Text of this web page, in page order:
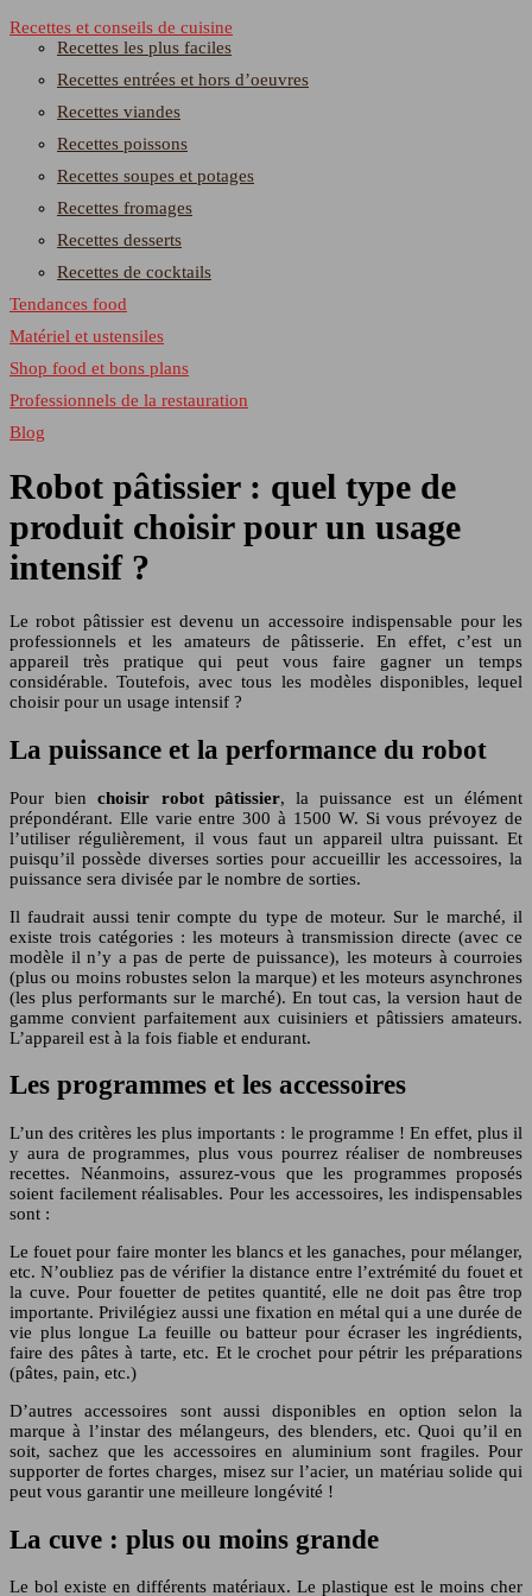
Recettes et conseils de cuisine
Recettes les plus faciles
Recettes entrées et hors d’oeuvres
Recettes viandes
Recettes poissons
Recettes soupes et potages
Recettes fromages
Recettes desserts
Recettes de cocktails
Tendances food
Matériel et ustensiles
Shop food et bons plans
Professionnels de la restauration
Blog
Robot pâtissier : quel type de
produit choisir pour un usage
intensif ?
Le robot pâtissier est devenu un accessoire indispensable pour les
professionnels et les amateurs de pâtisserie. En effet, c’est un
appareil très pratique qui peut vous faire gagner un temps
considérable. Toutefois, avec tous les modèles disponibles, lequel
choisir pour un usage intensif ?
La puissance et la performance du robot
Pour bienchoisir robot pâtissier, la puissance est un élément
prépondérant. Elle varie entre 300 à 1500 W. Si vous prévoyez de
l’utiliser régulièrement, il vous faut un appareil ultra puissant. Et
puisqu’il possède diverses sorties pour accueillir les accessoires, la
puissance sera divisée par le nombre de sorties.
Il faudrait aussi tenir compte du type de moteur. Sur le marché, il
existe trois catégories : les moteurs à transmission directe (avec ce
modèle il n’y a pas de perte de puissance), les moteurs à courroies
(plus ou moins robustes selon la marque) et les moteurs asynchrones
(les plus performants sur le marché). En tout cas, la version haut de
gamme convient parfaitement aux cuisiniers et pâtissiers amateurs.
L’appareil est à la fois fiable et endurant.
Les programmes et les accessoires
L’un des critères les plus importants : le programme ! En effet, plus il
y aura de programmes, plus vous pourrez réaliser de nombreuses
recettes. Néanmoins, assurez-vous que les programmes proposés
soient facilement réalisables. Pour les accessoires, les indispensables
sont :
Le fouet pour faire monter les blancs et les ganaches, pour mélanger,
etc. N’oubliez pas de vérifier la distance entre l’extrémité du fouet et
la cuve. Pour fouetter de petites quantité, elle ne doit pas être trop
importante. Privilégiez aussi une fixation en métal qui a une durée de
vie plus longue La feuille ou batteur pour écraser les ingrédients,
faire des pâtes à tarte, etc. Et le crochet pour pétrir les préparations
(pâtes, pain, etc.)
D’autres accessoires sont aussi disponibles en option selon la
marque à l’instar des mélangeurs, des blenders, etc. Quoi qu’il en
soit, sachez que les accessoires en aluminium sont fragiles. Pour
supporter de fortes charges, misez sur l’acier, un matériau solide qui
peut vous garantir une meilleure longévité !
La cuve : plus ou moins grande
Le bol existe en différents matériaux. Le plastique est le moins cher